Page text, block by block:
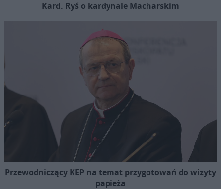
Kard. Ryś o kardynale Macharskim
Przewodniczący KEP na temat przygotowań do wizyty
papieża